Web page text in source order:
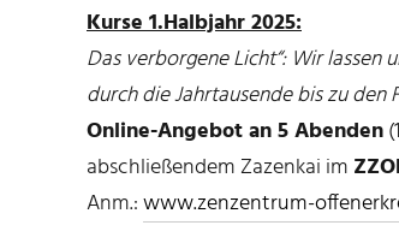
Kurse 1.Halbjahr 2025:
Das verborgene Licht“: Wir lassen
durch die Jahrtausende bis zu
Online-Angebot an 5 Abenden
abschließendem Zazenkai im
Anm.:www.zenzentrum-